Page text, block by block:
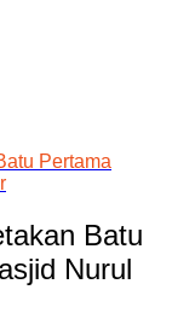
Pertama
Batu
Nurul